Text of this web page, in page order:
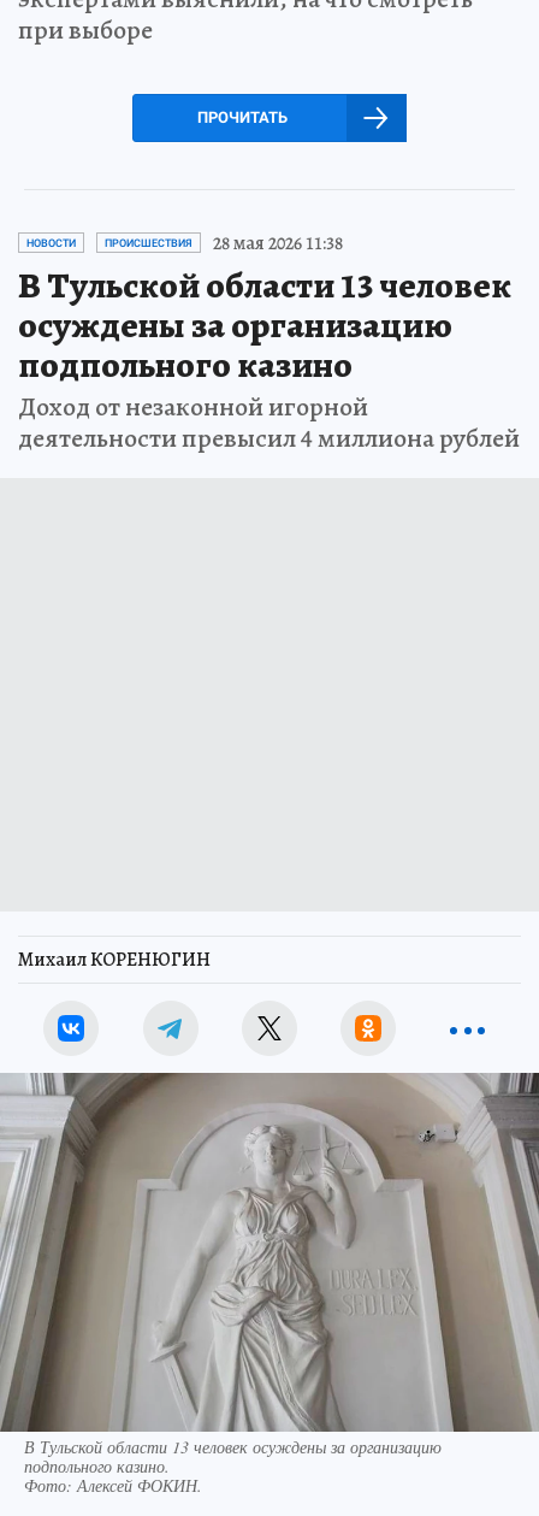
при выборе
ПРОЧИТАТЬ
НОВОСТИ ПРОИСШЕСТВИЯ 28 мая 2026 11:38
В Тульской области 13 человек
осуждены за организацию
подпольного казино
Доход от незаконной игорной
деятельности превысил 4 миллиона рублей
Михаил КОРЕНЮГИН
В Тульской области 13 человек осуждены за организацию
подпольного казино.
Фото:Алексей ФОКИН.